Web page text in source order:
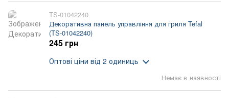
TS-01042240
Декоративна панель управління для гриля Tefal
(TS-01042240)
Немає в наявності
245 грн
Оптові ціни від 2 одиниць